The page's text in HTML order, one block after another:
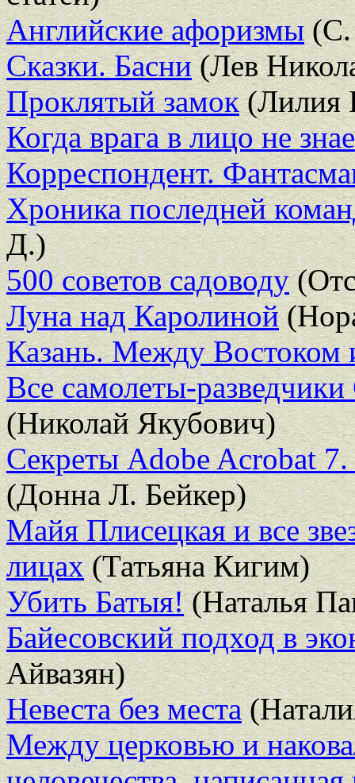
Английские афоризмы(С.
Сказки. Басни(Лев
Проклятый замок(Лилия
Когда врага в лицо не
Корреспондент.
Хроника последней
Д.)
500 советов садоводу
Луна над Каролиной
Казань. Между Востоком
Все самолеты-
(Николай Якубович)
Секреты Adobe Acrobat
(Донна Л. Бейкер)
Майя Плисецкая и все
лицах(Татьяна Кигим)
Убить Батыя!(Наталья
Байесовский подход в
Айвазян)
Невеста без места
Между церковью и